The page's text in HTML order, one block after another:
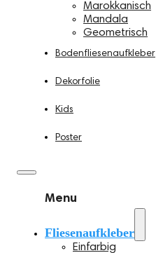
Marokkanisch
Mandala
Geometrisch
Bodenfliesenaufkleber
Dekorfolie
Kids
Poster
Menu
Fliesenaufkleber
Einfarbig